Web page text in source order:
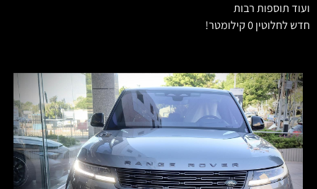
ועוד תוספות רבות
חדש לחלוטין 0 קילומטר!